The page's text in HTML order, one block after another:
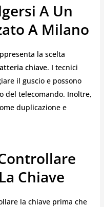
A Un
A Milano
la scelta
chiave. I tecnici
il guscio e possono
del telecomando. Inoltre,
duplicazione e
Chiave
la chiave prima che